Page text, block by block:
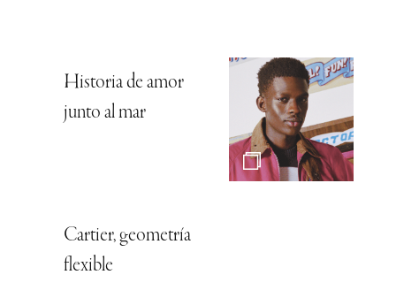
Historia de amor
junto al mar
Cartier, geometría
flexible